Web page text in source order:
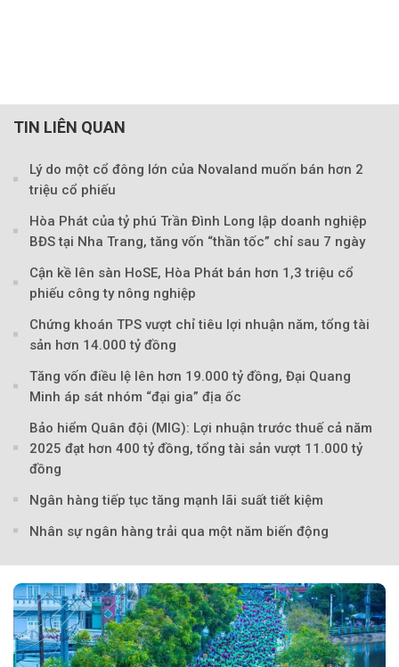
Theo Sở hữu trí
TIN LIÊN QUAN
Lý do một cổ đông lớn của Novaland muốn bán hơn 2
triệu cổ phiếu
Hòa Phát của tỷ phú Trần Đình Long lập doanh nghiệp
BĐS tại Nha Trang, tăng vốn “thần tốc” chỉ sau 7 ngày
Cận kề lên sàn HoSE, Hòa Phát bán hơn 1,3 triệu cổ
phiếu công ty nông nghiệp
Chứng khoán TPS vượt chỉ tiêu lợi nhuận năm, tổng tài
sản hơn 14.000 tỷ đồng
Tăng vốn điều lệ lên hơn 19.000 tỷ đồng, Đại Quang
Minh áp sát nhóm “đại gia” địa ốc
Bảo hiểm Quân đội (MIG): Lợi nhuận trước thuế cả năm
2025 đạt hơn 400 tỷ đồng, tổng tài sản vượt 11.000 tỷ
đồng
Ngân hàng tiếp tục tăng mạnh lãi suất tiết kiệm
Nhân sự ngân hàng trải qua một năm biến động